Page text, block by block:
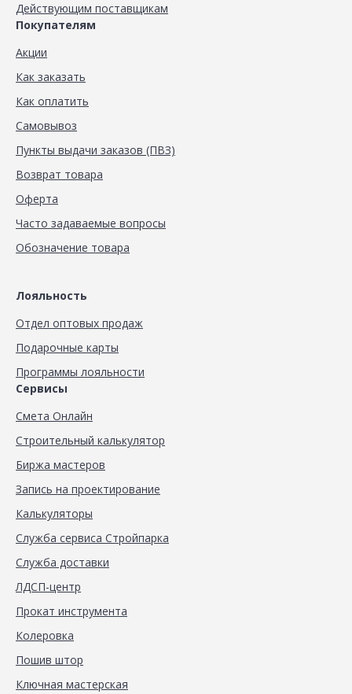
Действующим поставщикам
Покупателям
Акции
Как заказать
Как оплатить
Самовывоз
Пункты выдачи заказов (ПВЗ)
Возврат товара
Оферта
Часто задаваемые вопросы
Обозначение товара
Лояльность
Отдел оптовых продаж
Подарочные карты
Программы лояльности
Сервисы
Смета Онлайн
Строительный калькулятор
Биржа мастеров
Запись на проектирование
Калькуляторы
Служба сервиса Стройпарка
Служба доставки
ЛДСП-центр
Прокат инструмента
Колеровка
Пошив штор
Ключная мастерская